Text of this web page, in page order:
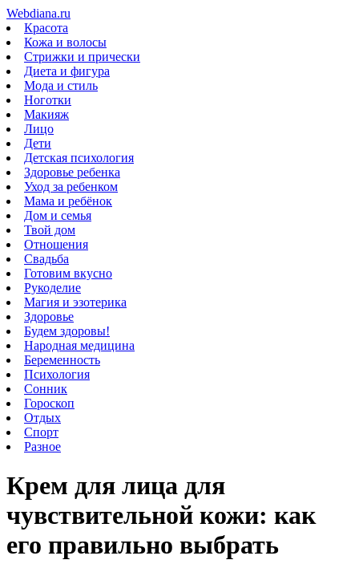
Webdiana.ru
Красота
Кожа и волосы
Стрижки и прически
Диета и фигура
Мода и стиль
Ноготки
Макияж
Лицо
Дети
Детская психология
Здоровье ребенка
Уход за ребенком
Мама и ребёнок
Дом и семья
Твой дом
Отношения
Свадьба
Готовим вкусно
Рукоделие
Магия и эзотерика
Здоровье
Будем здоровы!
Народная медицина
Беременность
Психология
Сонник
Гороскоп
Отдых
Спорт
Разное
Крем для лица для
чувствительной кожи: как
его правильно выбрать